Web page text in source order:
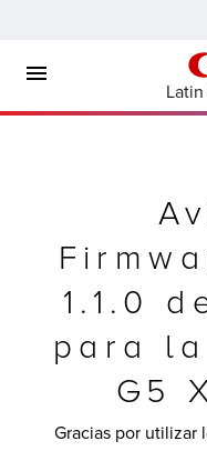
Multifuncionales
1.1.0
para
G5
Gracias por utilizar